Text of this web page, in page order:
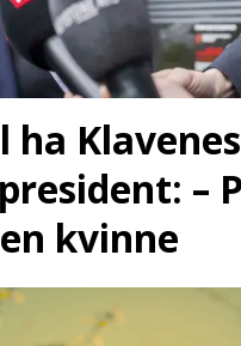
–
kvinne